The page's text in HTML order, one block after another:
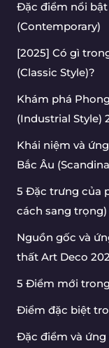
Đặc điểm nổi
(Contemporary)
[2025] Có gì
(Classic Style)?
Khám phá
(Industrial Style)
Khái niệm và
Bắc Âu
5 Đặc trưng của
cách sang trọng)
Nguồn gốc và
thất Art Deco
5 Điểm mới
Điểm đặc biệt
Đặc điểm và